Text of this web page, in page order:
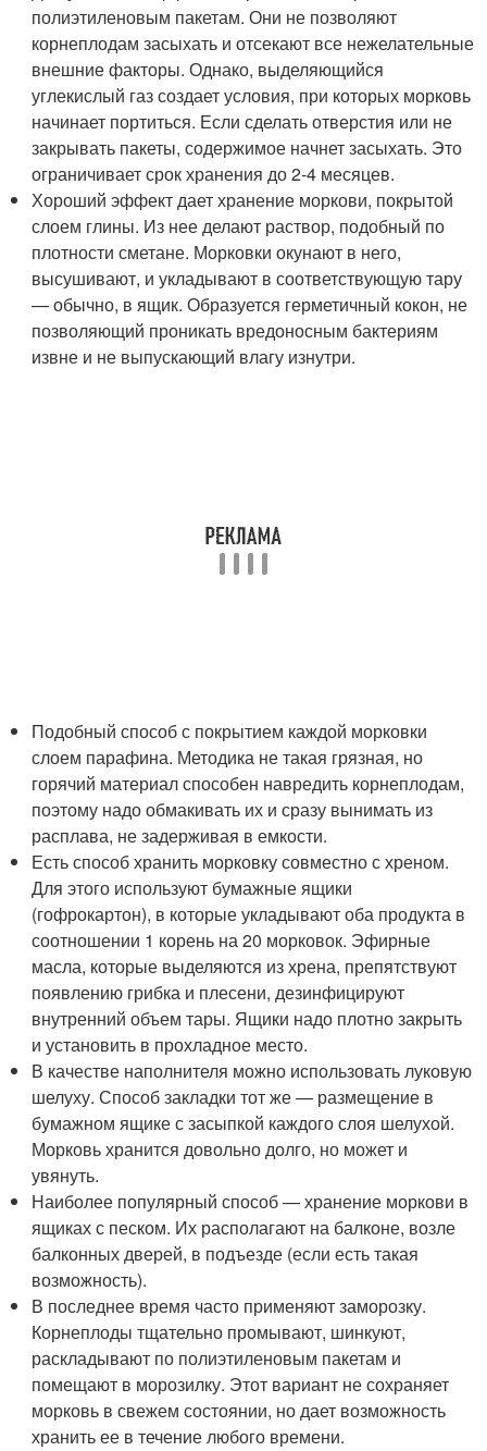
полиэтиленовым пакетам. Они не позволяют
корнеплодам засыхать и отсекают все нежелательные
внешние факторы. Однако, выделяющийся
углекислый газ создает условия, при которых морковь
начинает портиться. Если сделать отверстия или не
закрывать пакеты, содержимое начнет засыхать. Это
ограничивает срок хранения до 2-4 месяцев.
Хороший эффект дает хранение моркови, покрытой
слоем глины. Из нее делают раствор, подобный по
плотности сметане. Морковки окунают в него,
высушивают, и укладывают в соответствующую тару
— обычно, в ящик. Образуется герметичный кокон, не
позволяющий проникать вредоносным бактериям
извне и не выпускающий влагу изнутри.
Подобный способ с покрытием каждой морковки
слоем парафина. Методика не такая грязная, но
горячий материал способен навредить корнеплодам,
поэтому надо обмакивать их и сразу вынимать из
расплава, не задерживая в емкости.
Есть способ хранить морковку совместно с хреном.
Для этого используют бумажные ящики
(гофрокартон), в которые укладывают оба продукта в
соотношении 1 корень на 20 морковок. Эфирные
масла, которые выделяются из хрена, препятствуют
появлению грибка и плесени, дезинфицируют
внутренний объем тары. Ящики надо плотно закрыть
и установить в прохладное место.
В качестве наполнителя можно использовать луковую
шелуху. Способ закладки тот же — размещение в
бумажном ящике с засыпкой каждого слоя шелухой.
Морковь хранится довольно долго, но может и
увянуть.
Наиболее популярный способ — хранение моркови в
ящиках с песком. Их располагают на балконе, возле
балконных дверей, в подъезде (если есть такая
возможность).
В последнее время часто применяют заморозку.
Корнеплоды тщательно промывают, шинкуют,
раскладывают по полиэтиленовым пакетам и
помещают в морозилку. Этот вариант не сохраняет
морковь в свежем состоянии, но дает возможность
хранить ее в течение любого времени.